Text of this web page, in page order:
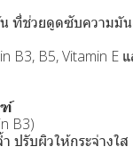
ที่ช่วยดูดซับความมั
B3, B5, Vitamin E
B3)
ปรับผิวให้กระจ่างใส